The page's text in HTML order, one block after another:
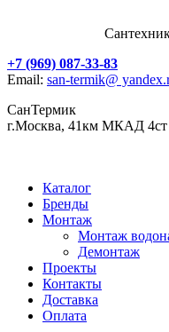
+7 (969) 087-33-83
Email: san-termik@
СанТермик
г.Москва, 41км МКАД 4ст
Каталог
Бренды
Монтаж
Монтаж
Демонтаж
Проекты
Контакты
Доставка
Оплата